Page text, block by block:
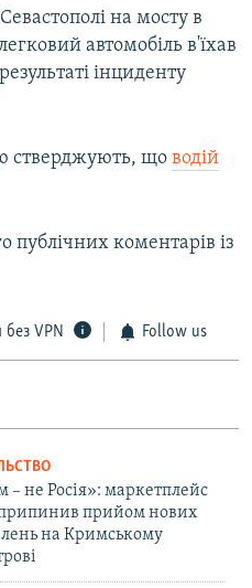
на мосту в
автомобіль в'їхав
інциденту
стверджують, що водій
коментарів із
без VPN Follow us
– не Росія»: маркетплейс
прийом нових
на Кримському